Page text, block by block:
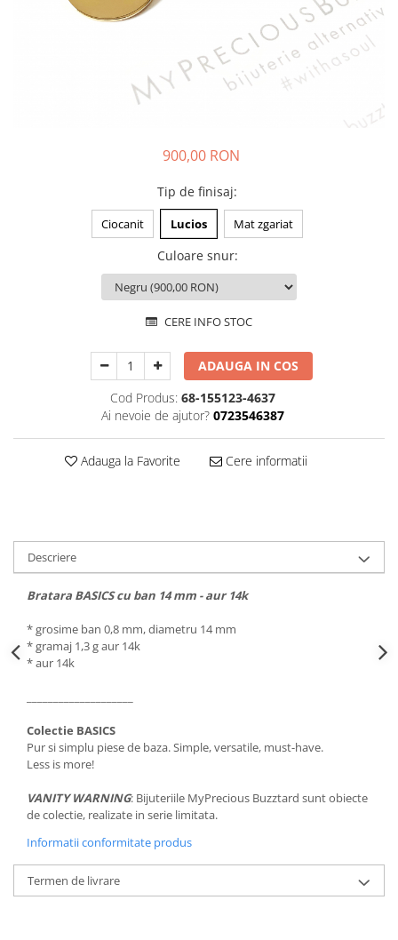
AN-TAN-TICHITAN
900,00 RON
Tip de finisaj:
Ciocanit Lucios Mat zgariat
Culoare snur:
CERE INFO STOC
ADAUGA IN COS
Cod Produs: 68-155123-4637
Ai nevoie de ajutor? 0723546387
Adauga la Favorite Cere informatii
Descriere
Bratara BASICS cu ban 14 mm - aur 14k
* grosime ban 0,8 mm, diametru 14 mm
* gramaj 1,3 g aur 14k
* aur 14k
Colectie BASICS
Pur si simplu piese de baza. Simple, versatile, must-have.
Less is more!
VANITY WARNING: Bijuteriile MyPrecious Buzztard sunt obiecte
de colectie, realizate in serie limitata.
Informatii conformitate produs
Termen de livrare